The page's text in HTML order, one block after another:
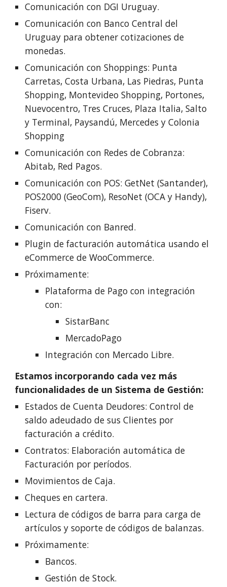
Comunicación con DGI Uruguay.
Comunicación con Banco Central del
Uruguay para obtener cotizaciones de
monedas.
Comunicación con Shoppings: Punta
Carretas, Costa Urbana, Las Piedras, Punta
Shopping, Montevideo Shopping, Portones,
Nuevocentro, Tres Cruces, Plaza Italia, Salto
y Terminal, Paysandú, Mercedes y Colonia
Shopping
Comunicación con Redes de Cobranza:
Abitab, Red Pagos.
Comunicación con POS: GetNet (Santander),
POS2000 (GeoCom), ResoNet (OCA y Handy),
Fiserv.
Comunicación con Banred.
Plugin de facturación automática usando el
eCommerce de WooCommerce.
Próximamente:
Plataforma de Pago con integración
con:
SistarBanc
MercadoPago
Integración con Mercado Libre.
Estamos incorporando cada vez más
funcionalidades de un Sistema de Gestión:
Estados de Cuenta Deudores: Control de
saldo adeudado de sus Clientes por
facturación a crédito.
Contratos: Elaboración automática de
Facturación por períodos.
Movimientos de Caja.
Cheques en cartera.
Lectura de códigos de barra para carga de
artículos y soporte de códigos de balanzas.
Próximamente:
Bancos.
Gestión de Stock.